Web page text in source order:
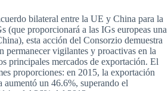
bilateral entre la UE y China para la
(que proporcionará a las IGs europeas una
esta acción del Consorzio demuestra
permanecer vigilantes y proactivas en la
principales mercados de exportación. El
proporciones: en 2015, la exportación
aumentó un 46.6%, superando el